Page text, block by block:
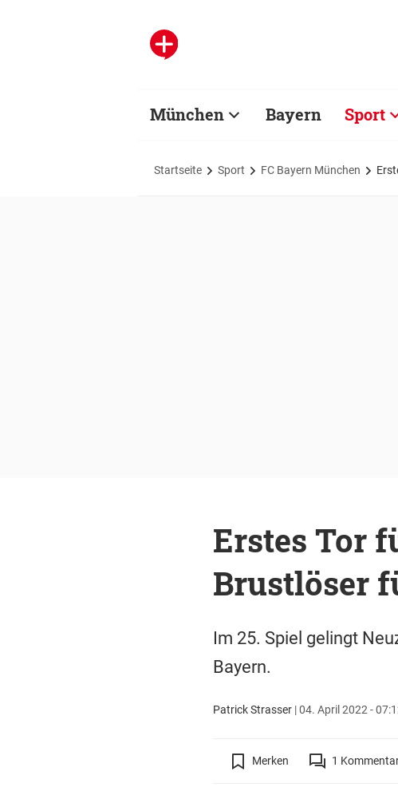
München Bayern Sport
Startseite Sport FC Bayern München
Erstes Tor
Brustlöser
Im 25. Spiel gelingt
Bayern.
Patrick Strasser |04. April 2022 -
Merken 1